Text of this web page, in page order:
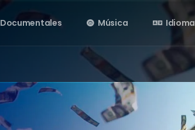
Documentales Música Idioma